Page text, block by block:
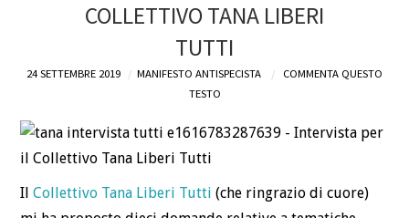
COLLETTIVO TANA LIBERI
TUTTI
24 SETTEMBRE 2019 MANIFESTO ANTISPECISTA
COMMENTA QUESTO
TESTO
IlCollettivo Tana Liberi Tutti (che ringrazio di cuore)